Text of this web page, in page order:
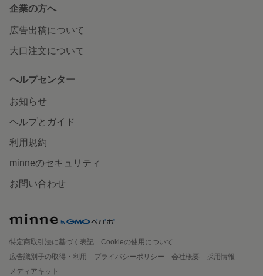
企業の方へ
広告出稿について
大口注文について
ヘルプセンター
お知らせ
ヘルプとガイド
利用規約
minneのセキュリティ
お問い合わせ
特定商取引法に基づく表記
Cookieの使用について
広告識別子の取得・利用
プライバシーポリシー 会社概要
採用情報
メディアキット